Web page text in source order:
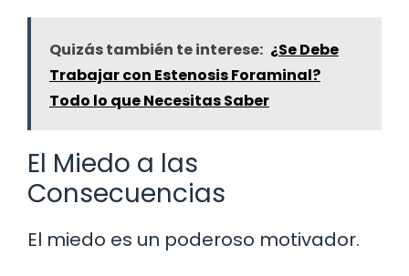
Quizás también te interese: ¿Se Debe
Trabajar con Estenosis Foraminal?
Todo lo que Necesitas Saber
El Miedo a las
Consecuencias
El miedo es un poderoso motivador.